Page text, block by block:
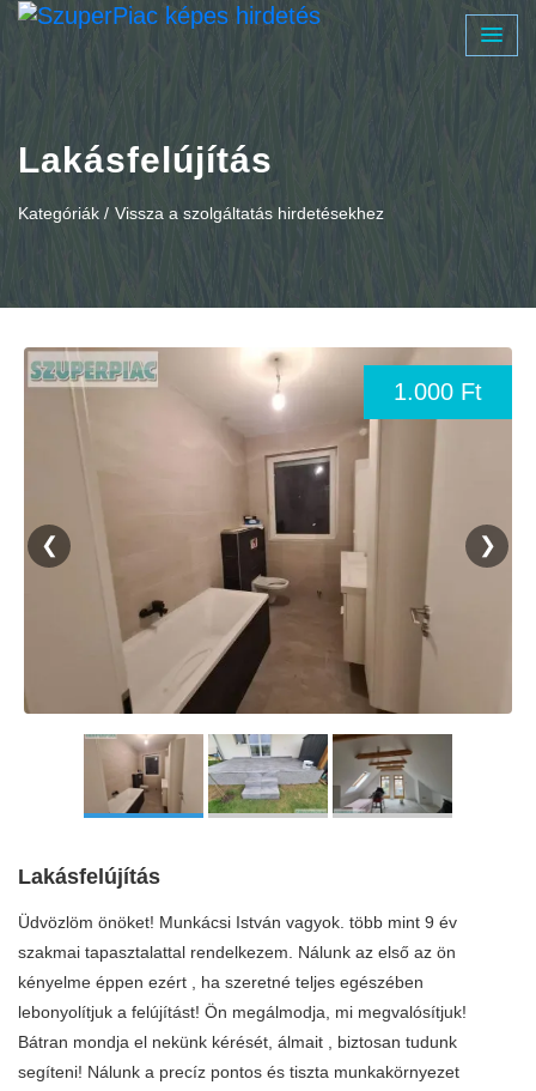
Lakásfelújítás
Kategóriák / Vissza a szolgáltatás hirdetésekhez
1.000 Ft
❮ ❯
Lakásfelújítás
Üdvözlöm önöket! Munkácsi István vagyok. több mint 9 év
szakmai tapasztalattal rendelkezem. Nálunk az első az ön
kényelme éppen ezért , ha szeretné teljes egészében
lebonyolítjuk a felújítást! Ön megálmodja, mi megvalósítjuk!
Bátran mondja el nekünk kérését, álmait , biztosan tudunk
segíteni! Nálunk a precíz pontos és tiszta munkakörnyezet